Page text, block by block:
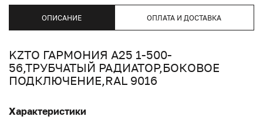
ОПИСАНИЕ ОПЛАТА И ДОСТАВКА
KZTO ГАРМОНИЯ А25 1-500-
56,ТРУБЧАТЫЙ РАДИАТОР,БОКОВОЕ
ПОДКЛЮЧЕНИЕ,RAL 9016
Характеристики